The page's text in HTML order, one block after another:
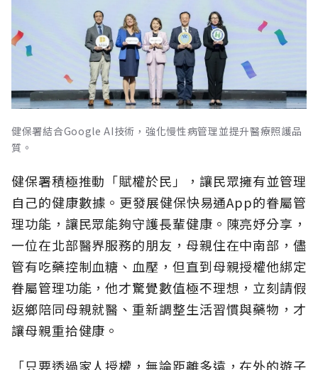
健保署結合Google AI技術，強化慢性病管理並提升醫療照護品
質。
健保署積極推動「賦權於民」，讓民眾擁有並管理
自己的健康數據。更發展健保快易通App的眷屬管
理功能，讓民眾能夠守護長輩健康。陳亮妤分享，
一位在北部醫界服務的朋友，母親住在中南部，儘
管有吃藥控制血糖、血壓，但直到母親授權他綁定
眷屬管理功能，他才驚覺數值極不理想，立刻請假
返鄉陪同母親就醫、重新調整生活習慣與藥物，才
讓母親重拾健康。
「只要透過家人授權，無論距離多遠，在外的遊子